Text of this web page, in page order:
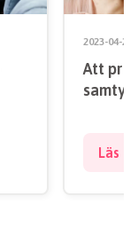
2023-04-28
Att
Läs